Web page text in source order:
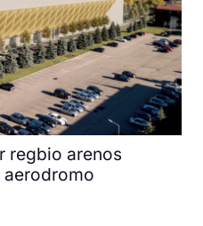
regbio arenos